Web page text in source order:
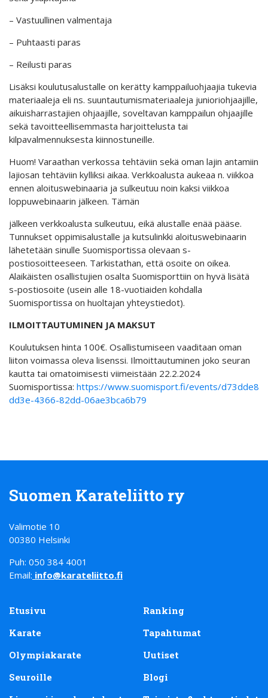
– Vastuullinen valmentaja
– Puhtaasti paras
– Reilusti paras
Lisäksi koulutusalustalle on kerätty kamppailuohjaajia tukevia
materiaaleja eli ns. suuntautumismateriaaleja junioriohjaajille,
aikuisharrastajien ohjaajille, soveltavan kamppailun ohjaajille
sekä tavoitteellisemmasta harjoittelusta tai
kilpavalmennuksesta kiinnostuneille.
Huom! Varaathan verkossa tehtäviin sekä oman lajin antamiin
lajiosan tehtäviin kylliksi aikaa. Verkkoalusta aukeaa n. viikkoa
ennen aloituswebinaaria ja sulkeutuu noin kaksi viikkoa
loppuwebinaarin jälkeen. Tämän
jälkeen verkkoalusta sulkeutuu, eikä alustalle enää pääse.
Tunnukset oppimisalustalle ja kutsulinkki aloituswebinaarin
lähetetään sinulle Suomisportissa olevaan s-
postiosoitteeseen. Tarkistathan, että osoite on oikea.
Alaikäisten osallistujien osalta Suomisporttiin on hyvä lisätä
s-postiosoite (usein alle 18-vuotiaiden kohdalla
Suomisportissa on huoltajan yhteystiedot).
ILMOITTAUTUMINEN JA MAKSUT
Koulutuksen hinta 100€. Osallistumiseen vaaditaan oman
liiton voimassa oleva lisenssi. Ilmoittautuminen joko seuran
kautta tai omatoimisesti viimeistään 22.2.2024
Suomisportissa: https://www.suomisport.fi/events/d73dde80-
dd3e-4366-82dd-06ae3bca6b79
Suomen Karateliitto ry
Valimotie 10
00380 Helsinki
Puh: 050 384 4001
Email: info@karateliitto.fi
Etusivu
Karate
Olympiakarate
Seuroille
Ranking
Tapahtumat
Uutiset
Blogi